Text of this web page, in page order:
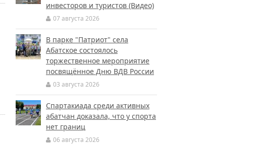
инвесторов и туристов (Видео)
07 августа 2026
В парке "Патриот" села
Абатское состоялось
торжественное мероприятие
посвящённое Дню ВДВ России
03 августа 2026
Спартакиада среди активных
абатчан доказала, что у спорта
нет границ
06 августа 2026